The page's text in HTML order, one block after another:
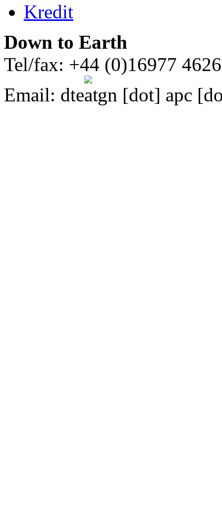
Kredit
Down to Earth
Tel/fax: +44 (0)16977
Email: dte gn [dot] apc